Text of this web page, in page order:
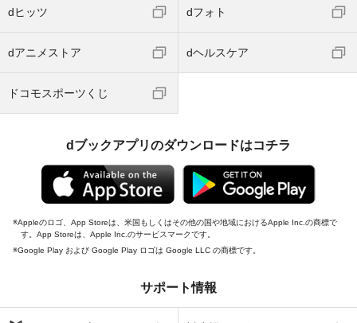
dヒッツ dフォト
dアニメストア dヘルスケア
ドコモスポーツくじ
dブックアプリのダウンロードはコチラ
Appleのロゴ、App Storeは、米国もしくはその他の国や地域におけるApple Inc.の商標で
す。App Storeは、Apple Inc.のサービスマークです。
Google Play および Google Play ロゴは Google LLC の商標です。
サポート情報